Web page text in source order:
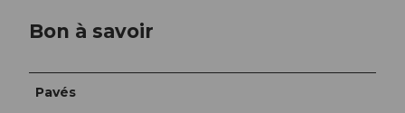
Bon à savoir
Pavés